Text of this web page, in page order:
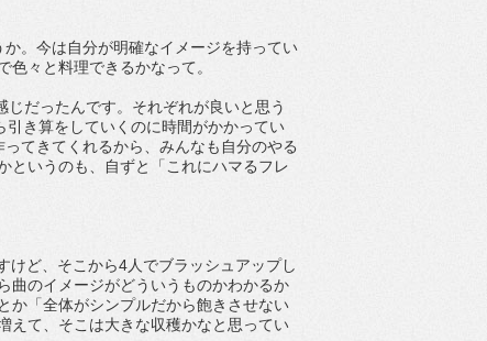
。今は自分が明確なイメージを持ってい
々と料理できるかなって。
だったんです。それぞれが良いと思う
き算をしていくのに時間がかかってい
てきてくれるから、みんなも自分のやる
というのも、自ずと「これにハマるフレ
けど、そこから4人でブラッシュアップし
曲のイメージがどういうものかわかるか
か「全体がシンプルだから飽きさせない
えて、そこは大きな収穫かなと思ってい